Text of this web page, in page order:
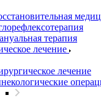
терапия
лечение
лечение